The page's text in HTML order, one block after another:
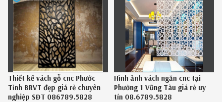
Thiết kế vách gỗ cnc Phước
Tỉnh BRVT đẹp giá rẻ chuyên
nghiệp SĐT 086789.5828
Hình ảnh vách ngăn cnc tại
Phường 1 Vũng Tàu giá rẻ uy
tín 08.6789.5828